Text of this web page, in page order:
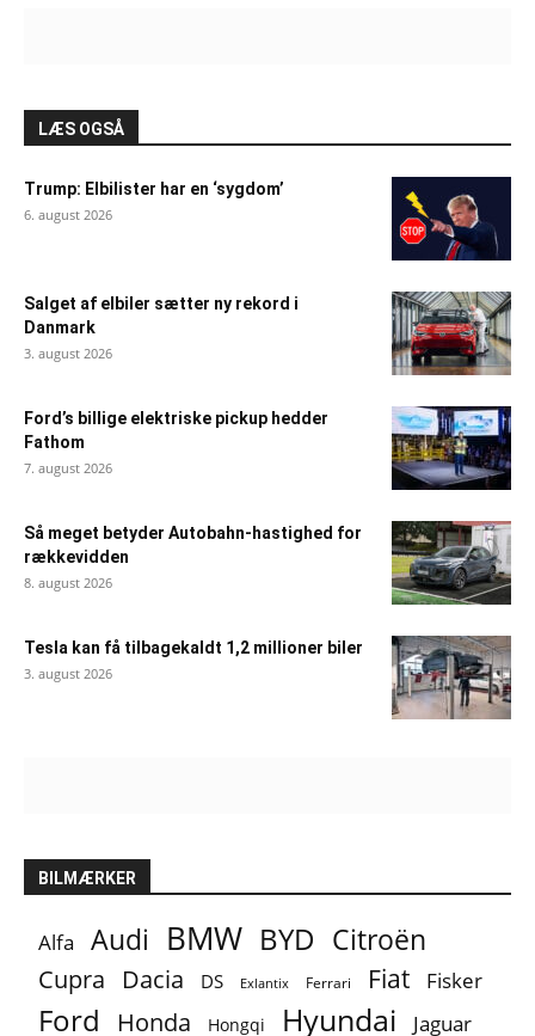
LÆS OGSÅ
Trump: Elbilister har en ‘sygdom’
6. august 2026
Salget af elbiler sætter ny rekord i
Danmark
3. august 2026
Ford’s billige elektriske pickup hedder
Fathom
7. august 2026
Så meget betyder Autobahn-hastighed for
rækkevidden
8. august 2026
Tesla kan få tilbagekaldt 1,2 millioner biler
3. august 2026
BILMÆRKER
Alfa Audi BMW BYD Citroën
Cupra Dacia DS Exlantix Ferrari Fiat Fisker
Ford Honda Hongqi Hyundai Jaguar